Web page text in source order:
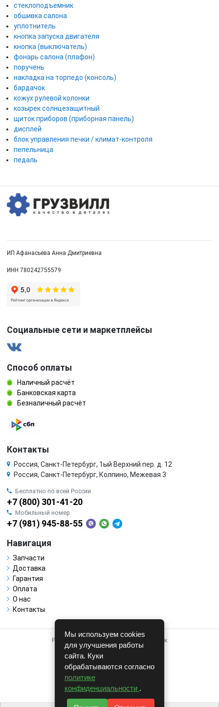
стеклоподъемник
обшивка салона
уплотнитель
кнопка запуска двигателя
кнопка (выключатель)
фонарь салона (плафон)
поручень
накладка на торпедо (консоль)
бардачок
кожух рулевой колонки
козырек солнцезащитный
щиток приборов (приборная панель)
дисплей
блок управления печки / климат-контроля
пепельница
педаль
ИП Афанасьева Анна Дмитриевна
ИНН 780242755579
Социальные сети и маркетплейсы
Способ оплаты
Наличный расчёт
Банковская карта
Безналичный расчёт
Контакты
Россия, Санкт-Петербург, 1ый Верхний пер. д. 12
Россия, Санкт-Петербург, Колпино, Межевая 3
Бесплатно по всей России
+7 (800) 301-41-20
Мобильный номер
+7 (981) 945-88-55
Навигация
Запчасти
Доставка
Гарантия
Оплата
О нас
Контакты
Работает на системе для авторазборок
CARRO.БИЗНЕС
Полная версия
© COPYRIGHT 2026 г.
v1.1.24
Мы используем cookies
для улучшения работы
сайта. Куки
обрабатываются согласно
политике
конфиденциальности .